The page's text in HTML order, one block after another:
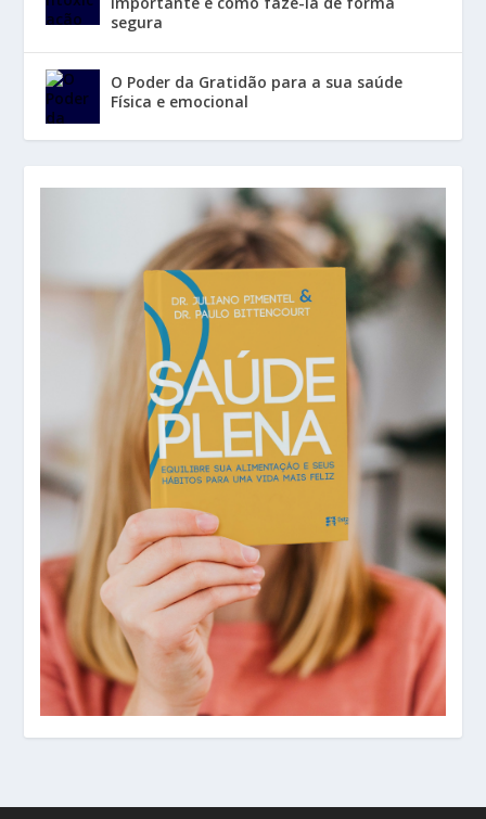
segura
O Poder da Gratidão para a sua saúde
Física e emocional